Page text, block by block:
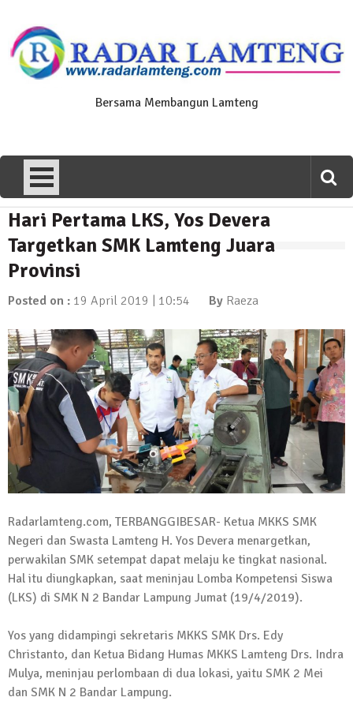
content
Bersama Membangun Lamteng
News Flash
Polres Lamteng Gelar Upacara
Peringatan Hari Pahlawan, Teladani
10 November 2025 | 14:07
Puluhan Warga Dusun III Geruduk
Balai Kampung Pujobasuki, Tuntut
Kadus Untuk Mundur
4 September 2025 | 15:40
News Flash
iklan ucapan HUT RI
20 Agustus 2025 | 14:43
News Flash
Rumbia, Pelaku Ditangkap di Lamtim
26 Juli 2025 | 10:33
News Flash
Kejari Geledah Kantor Disporapar
Lamteng Terkait Dugaan Korupsi Dana
16 Oktober 2024 | 05:27
News Flash
Berikut Jadwal Debat Kandidat Cabup-
Cawabup Lampung Tengah
Hari Pertama LKS, Yos Devera
Targetkan SMK Lamteng Juara
Provinsi
Posted on : 19 April 2019 | 10:54 By Raeza
Radarlamteng.com, TERBANGGIBESAR- Ketua MKKS SMK
Negeri dan Swasta Lamteng H. Yos Devera menargetkan,
perwakilan SMK setempat dapat melaju ke tingkat nasional.
Hal itu diungkapkan, saat meninjau Lomba Kompetensi Siswa
(LKS) di SMK N 2 Bandar Lampung Jumat (19/4/2019).
Yos yang didampingi sekretaris MKKS SMK Drs. Edy
Christanto, dan Ketua Bidang Humas MKKS Lamteng Drs. Indra
Mulya, meninjau perlombaan di dua lokasi, yaitu SMK 2 Mei
dan SMK N 2 Bandar Lampung.